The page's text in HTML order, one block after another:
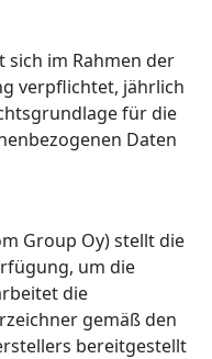
sich im Rahmen der
verpflichtet, jährlich
für die
Daten
Group Oy) stellt die
um die
die
gemäß den
bereitgestellt